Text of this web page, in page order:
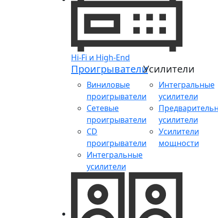
Hi-Fi и High-End
Проигрыватели
Виниловые
проигрыватели
Сетевые
проигрыватели
CD
проигрыватели
Интегральные
усилители
Усилители
Интегральные
усилители
усилители
Усилители
мощности